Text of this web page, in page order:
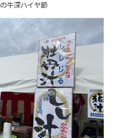
牛深ハイヤ節